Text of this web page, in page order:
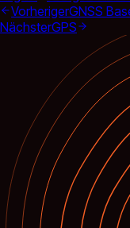
VorherigerGNSS
NächsterGPS